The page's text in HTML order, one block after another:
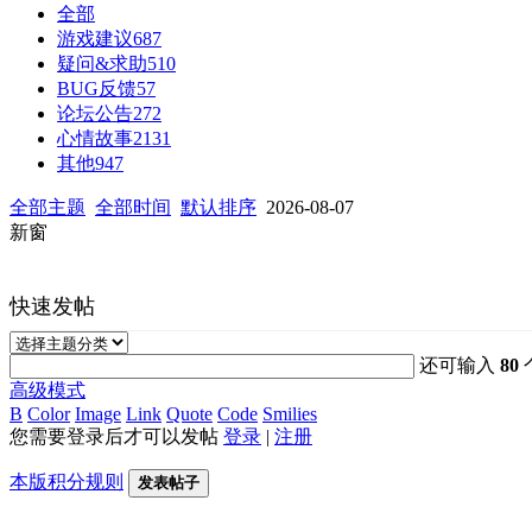
全部
游戏建议687
疑问&求助510
BUG反馈57
论坛公告272
心情故事2131
其他947
全部主题 全部时间 默认排序 2026-08-07
新窗
快速发帖
还可输入80
高级模式
B Color Image Link Quote Code Smilies
您需要登录后才可以发帖 登录 | 注册
本版积分规则 发表帖子